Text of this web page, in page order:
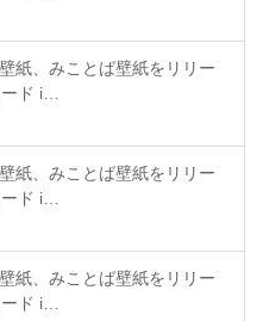
紙、みことば壁紙をリリー
ド i…
紙、みことば壁紙をリリー
ド i…
紙、みことば壁紙をリリー
ド i…